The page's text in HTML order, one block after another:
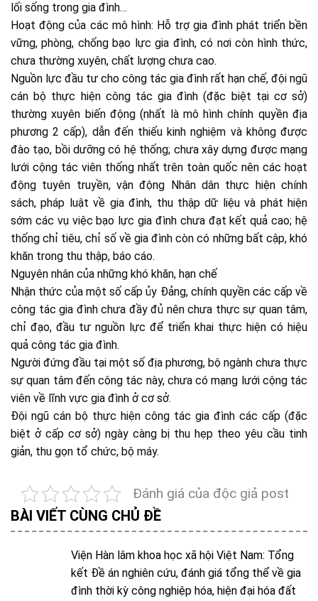
lối sống trong gia đình…
Hoạt động của các mô hình: Hỗ trợ gia đình phát triển bền
vững, phòng, chống bạo lực gia đình, có nơi còn hình thức,
chưa thường xuyên, chất lượng chưa cao.
Nguồn lực đầu tư cho công tác gia đình rất hạn chế, đội ngũ
cán bộ thực hiện công tác gia đình (đặc biệt tại cơ sở)
thường xuyên biến động (nhất là mô hình chính quyền địa
phương 2 cấp), dẫn đến thiếu kinh nghiệm và không được
đào tạo, bồi dưỡng có hệ thống; chưa xây dựng được mạng
lưới cộng tác viên thống nhất trên toàn quốc nên các hoạt
động tuyên truyền, vận động Nhân dân thực hiện chính
sách, pháp luật về gia đình, thu thập dữ liệu và phát hiện
sớm các vụ việc bạo lực gia đình chưa đạt kết quả cao; hệ
thống chỉ tiêu, chỉ số về gia đình còn có những bất cập, khó
khăn trong thu thập, báo cáo.
Nguyên nhân của những khó khăn, hạn chế
Nhận thức của một số cấp ủy Đảng, chính quyền các cấp về
công tác gia đình chưa đầy đủ nên chưa thực sự quan tâm,
chỉ đạo, đầu tư nguồn lực để triển khai thực hiện có hiệu
quả công tác gia đình.
Người đứng đầu tại một số địa phương, bộ ngành chưa thực
sự quan tâm đến công tác này, chưa có mạng lưới cộng tác
viên về lĩnh vực gia đình ở cơ sở.
Đội ngũ cán bộ thực hiện công tác gia đình các cấp (đặc
biệt ở cấp cơ sở) ngày càng bị thu hẹp theo yêu cầu tinh
giản, thu gọn tổ chức, bộ máy.
Đánh giá của độc giả post
BÀI VIẾT CÙNG CHỦ ĐỀ
Viện Hàn lâm khoa học xã hội Việt Nam: Tổng
kết Đề án nghiên cứu, đánh giá tổng thể về gia
đình thời kỳ công nghiệp hóa, hiện đại hóa đất